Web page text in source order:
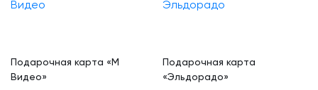
Подарочная карта «М
Видео»
Подарочная карта
«Эльдорадо»